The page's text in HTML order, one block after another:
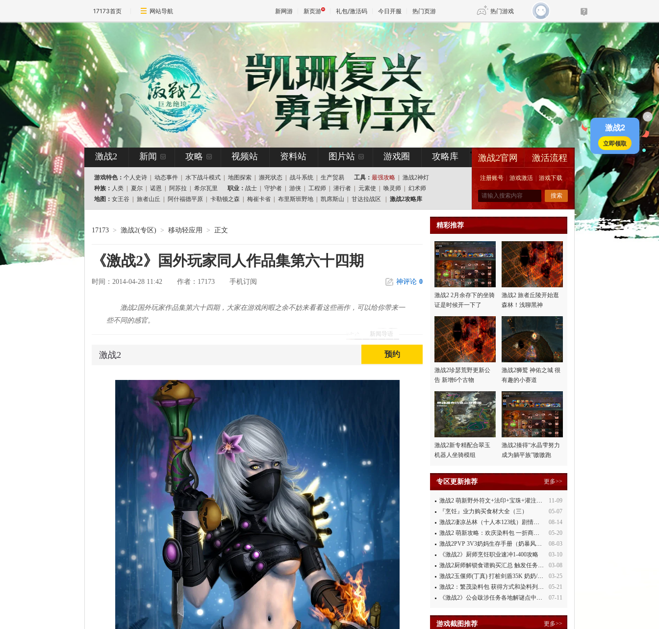
17173首页 网站导航 新网游 新页游 礼包/激活码 今日开服 热门页游 热门游戏
传奇4
天堂 剑网3旗舰版 新天龙八部
王权与自由 诛仙世界
激战2 新闻 攻略 视频站 资料站 图片站 游戏圈 攻略库
游戏特色： 个人史诗 动态事件 水下战斗模式 地图探索 濒死状态 战斗系统 生产贸易 工具： 最强攻略
激战2神灯
种族： 人类 夏尔 诺恩 阿苏拉 希尔瓦里 职业： 战士 守护者 游侠 工程师 潜行者 元素使 唤灵师
幻术师
地图： 女王谷 旅者山丘 阿什福德平原 卡勒顿之森 梅崔卡省 布里斯班野地 凯席斯山 甘达拉战区 激战2攻略库
激战2官网 激活流程
注册账号 游戏激活 游戏下载
17173 > 激战2(专区) > 移动轻应用 > 正文
《激战2》国外玩家同人作品集第六十四期
时间：2014-04-28 11:42 作者： 17173 手机订阅 神评论 0
新闻导语
激战2国外玩家作品集第六十四期，大家在游戏闲暇之余不妨来看看这些画作，可以给你带来一
些不同的感官。
激战2 预约
精彩推荐
激战2 2月余存下的坐骑
证是时候开一下了
激战2 旅者丘陵开始逛
森林！浅聊黑神
话“悟…
激战2珍瑟荒野更新公
告 新增6个古物
激战2狮鹫 神佑之城 很
有趣的小赛道
激战2新专精配合翠玉
机器人坐骑模组
激战2揍得“水晶雫努力
成为躺平族”嗷嗷跑
专区更新推荐 更多>>
11-09
激战2 萌新野外符文+法印+宝珠+灌注全讲解
05-07
『烹饪』业力购买食材大全（三）
08-14
激战2凄凉丛林（十人本123线）剧情整理
05-20
激战2 萌新攻略：欢庆染料包 一折商场買
08-03
激战2PVP 3V3奶妈生存手册（奶暴风、奶守护）
03-10
《激战2》厨师烹饪职业速冲1-400攻略
03-08
激战2厨师解锁食谱购买汇总 触发任务攻略
03-25
激战2玉偃师(丁真) 打桩剑盾35K 奶奶/萌新都会玩
05-21
激战2：繁茂染料包 获得方式和染料列表
07-11
《激战2》公会跋涉任务各地解谜点中文攻略
游戏截图推荐 更多>>
×
激战2
立即领取